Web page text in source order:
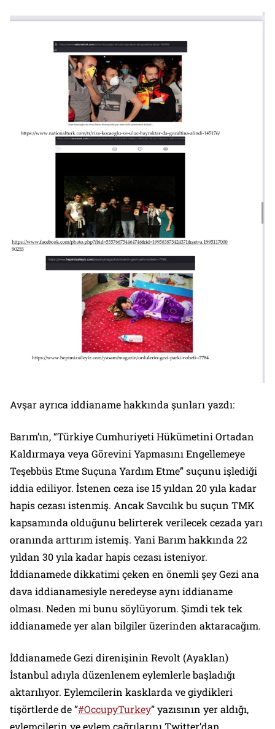
Avşar ayrıca iddianame hakkında şunları yazdı:
Barım’ın, “Türkiye Cumhuriyeti Hükümetini Ortadan
Kaldırmaya veya Görevini Yapmasını Engellemeye
Teşebbüs Etme Suçuna Yardım Etme” suçunu işlediği
iddia ediliyor. İstenen ceza ise 15 yıldan 20 yıla kadar
hapis cezası istenmiş. Ancak Savcılık bu suçun TMK
kapsamında olduğunu belirterek verilecek cezada yarı
oranında arttırım istemiş. Yani Barım hakkında 22
yıldan 30 yıla kadar hapis cezası isteniyor.
İddianamede dikkatimi çeken en önemli şey Gezi ana
dava iddianamesiyle neredeyse aynı iddianame
olması. Neden mi bunu söylüyorum. Şimdi tek tek
iddianamede yer alan bilgiler üzerinden aktaracağım.
İddianamede Gezi direnişinin Revolt (Ayaklan)
İstanbul adıyla düzenlenem eylemlerle başladığı
aktarılıyor. Eylemcilerin kasklarda ve giydikleri
tişörtlerde de ”#OccupyTurkey” yazısının yer aldığı,
eylemcilerin ve eylem çağrılarını Twitter’dan